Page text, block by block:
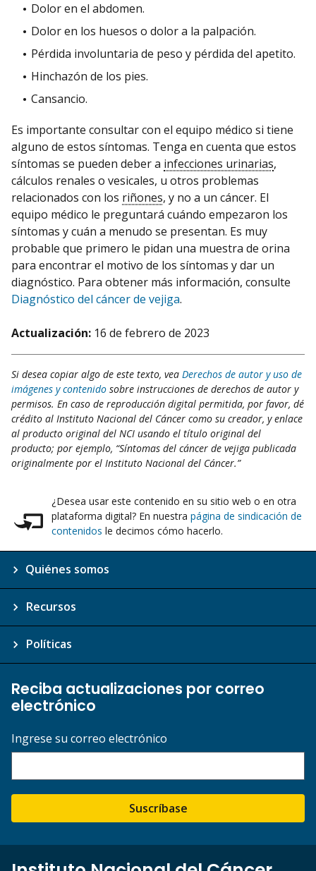
Dolor en el abdomen.
Dolor en los huesos o dolor a la palpación.
Pérdida involuntaria de peso y pérdida del apetito.
Hinchazón de los pies.
Cansancio.
Es importante consultar con el equipo médico si tiene
alguno de estos síntomas. Tenga en cuenta que estos
síntomas se pueden deber a infecciones urinarias,
cálculos renales o vesicales, u otros problemas
relacionados con los riñones, y no a un cáncer. El
equipo médico le preguntará cuándo empezaron los
síntomas y cuán a menudo se presentan. Es muy
probable que primero le pidan una muestra de orina
para encontrar el motivo de los síntomas y dar un
diagnóstico. Para obtener más información, consulte
Diagnóstico del cáncer de vejiga.
Actualización: 16 de febrero de 2023
Si desea copiar algo de este texto, vea Derechos de autor y uso de
imágenes y contenido sobre instrucciones de derechos de autor y
permisos. En caso de reproducción digital permitida, por favor, dé
crédito al Instituto Nacional del Cáncer como su creador, y enlace
al producto original del NCI usando el título original del
producto; por ejemplo, “Síntomas del cáncer de vejiga publicada
originalmente por el Instituto Nacional del Cáncer.”
¿Desea usar este contenido en su sitio web o en otra
plataforma digital? En nuestra página de sindicación de
contenidos le decimos cómo hacerlo.
Quiénes somos
Recursos
Políticas
Reciba actualizaciones por correo
electrónico
Ingrese su correo electrónico
Suscríbase